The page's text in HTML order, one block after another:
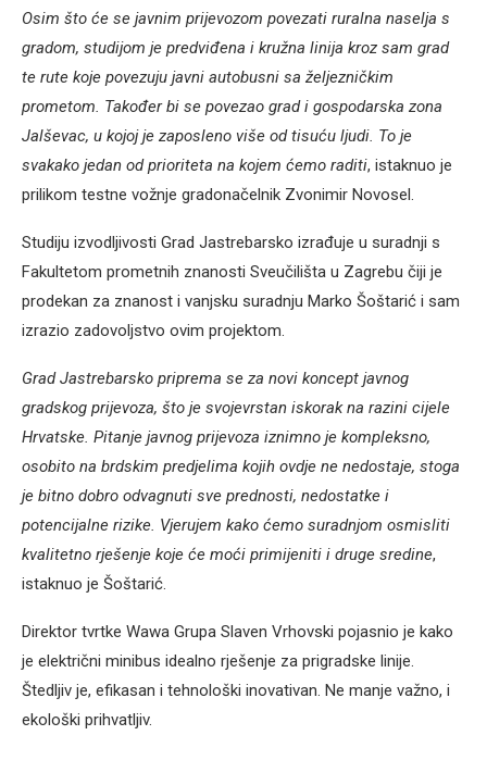
Osim što će se javnim prijevozom povezati ruralna naselja s
gradom, studijom je predviđena i kružna linija kroz sam grad
te rute koje povezuju javni autobusni sa željezničkim
prometom. Također bi se povezao grad i gospodarska zona
Jalševac, u kojoj je zaposleno više od tisuću ljudi. To je
svakako jedan od prioriteta na kojem ćemo raditi, istaknuo je
prilikom testne vožnje gradonačelnik Zvonimir Novosel.
Studiju izvodljivosti Grad Jastrebarsko izrađuje u suradnji s
Fakultetom prometnih znanosti Sveučilišta u Zagrebu čiji je
prodekan za znanost i vanjsku suradnju Marko Šoštarić i sam
izrazio zadovoljstvo ovim projektom.
Grad Jastrebarsko priprema se za novi koncept javnog
gradskog prijevoza, što je svojevrstan iskorak na razini cijele
Hrvatske. Pitanje javnog prijevoza iznimno je kompleksno,
osobito na brdskim predjelima kojih ovdje ne nedostaje, stoga
je bitno dobro odvagnuti sve prednosti, nedostatke i
potencijalne rizike. Vjerujem kako ćemo suradnjom osmisliti
kvalitetno rješenje koje će moći primijeniti i druge sredine,
istaknuo je Šoštarić.
Direktor tvrtke Wawa Grupa Slaven Vrhovski pojasnio je kako
je električni minibus idealno rješenje za prigradske linije.
Štedljiv je, efikasan i tehnološki inovativan. Ne manje važno, i
ekološki prihvatljiv.